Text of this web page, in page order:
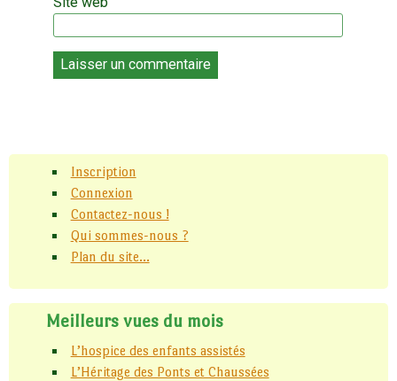
Inscription
Connexion
Contactez-nous !
Qui sommes-nous ?
Plan du site...
Meilleurs vues du mois
L’hospice des enfants assistés
L’Héritage des Ponts et Chaussées